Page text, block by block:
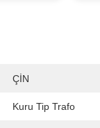
ÇİN
Kuru Tip Trafo